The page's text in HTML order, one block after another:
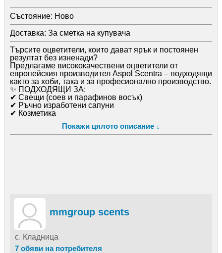
Състояние: Ново
Доставка: За сметка на купувача
Търсите оцветители, които дават ярък и постоянен
резултат без изненади?
Предлагаме висококачествени оцветители от
европейския производител Aspol Scentra – подходящи
както за хоби, така и за професионално производство.
✨ ПОДХОДЯЩИ ЗА:
✔ Свещи (соев и парафинов восък)
✔ Ръчно изработени сапуни
✔ Козметика
Покажи цялото описание ↓
mmgroup scents
с. Кладница
7 обяви на потребителя